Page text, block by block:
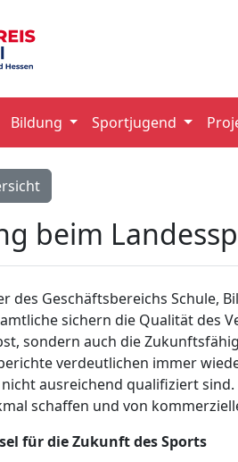
Bildung Sportjugend
beim
des Geschäftsbereichs
sichern die Qualität des
sondern auch die
verdeutlichen immer
ausreichend qualifiziert
schaffen und von
für die Zukunft des Sports